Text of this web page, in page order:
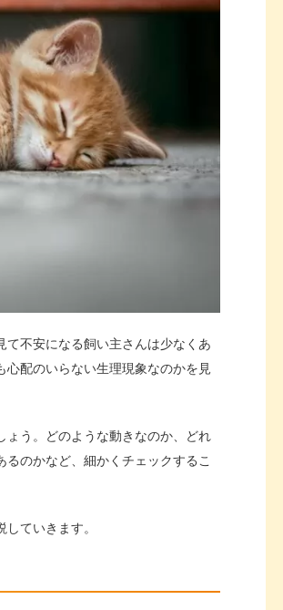
不安になる飼い主さんは少なくあ
心配のいらない生理現象なのかを見
ょう。どのような動きなのか、どれ
のかなど、細かくチェックするこ
ていきます。